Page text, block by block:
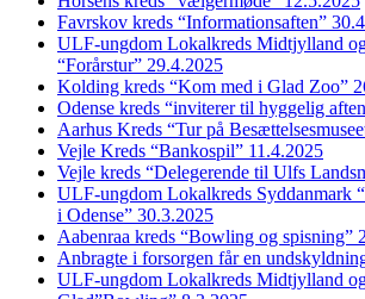
Favrskov kreds “Informationsaften”
ULF-ungdom Lokalkreds Midtjylland
“Forårstur” 29.4.2025
Kolding kreds “Kom med i Glad Zoo”
Odense kreds “inviterer til hyggelig
Aarhus Kreds “Tur på
Vejle Kreds “Bankospil” 11.4.2025
Vejle kreds “Delegerende til Ulfs
ULF-ungdom Lokalkreds Syddanmark
i Odense” 30.3.2025
Aabenraa kreds “Bowling og spisning”
Anbragte i forsorgen får en
ULF-ungdom Lokalkreds Midtjylland